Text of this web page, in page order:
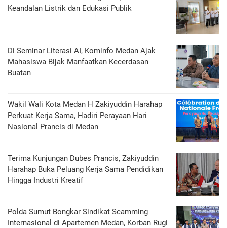
Keandalan Listrik dan Edukasi Publik
Di Seminar Literasi AI, Kominfo Medan Ajak
Mahasiswa Bijak Manfaatkan Kecerdasan
Buatan
Wakil Wali Kota Medan H Zakiyuddin Harahap
Perkuat Kerja Sama, Hadiri Perayaan Hari
Nasional Prancis di Medan
Terima Kunjungan Dubes Prancis, Zakiyuddin
Harahap Buka Peluang Kerja Sama Pendidikan
Hingga Industri Kreatif
Polda Sumut Bongkar Sindikat Scamming
Internasional di Apartemen Medan, Korban Rugi